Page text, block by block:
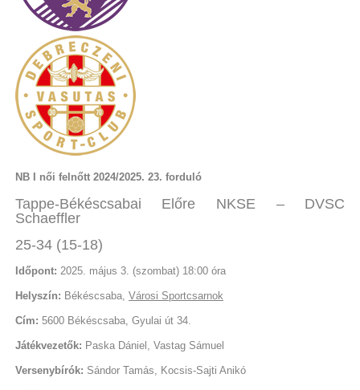
NB I női felnőtt 2024/2025. 23. forduló
Tappe-Békéscsabai Előre NKSE – DVSC
Schaeffler
25-34 (15-18)
Időpont: 2025. május 3. (szombat) 18:00 óra
Helyszín: Békéscsaba, Városi Sportcsarnok
Cím: 5600 Békéscsaba, Gyulai út 34.
Játékvezetők: Paska Dániel, Vastag Sámuel
Versenybírók: Sándor Tamás, Kocsis-Sajti Anikó